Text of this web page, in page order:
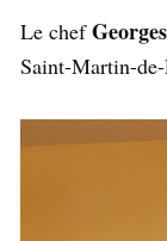
Le chef
Saint-Martin-